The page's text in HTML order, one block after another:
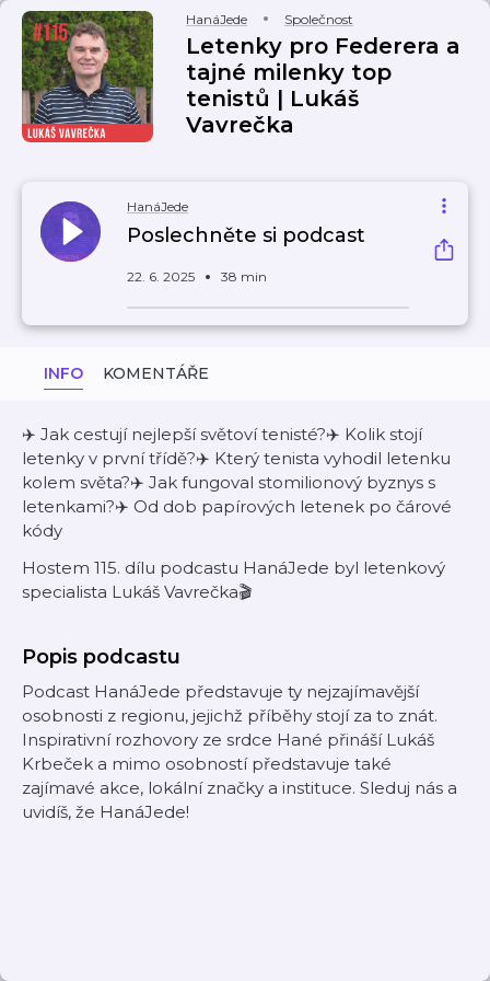
HanáJede Společnost
Letenky pro Federera a
tajné milenky top
tenistů | Lukáš
Vavrečka
HanáJede
Poslechněte si podcast
22. 6. 2025 38 min
INFO KOMENTÁŘE
✈️ Jak cestují nejlepší světoví tenisté?✈️ Kolik stojí
letenky v první třídě?✈️ Který tenista vyhodil letenku
kolem světa?✈️ Jak fungoval stomilionový byznys s
letenkami?✈️ Od dob papírových letenek po čárové
kódy
Hostem 115. dílu podcastu HanáJede byl letenkový
specialista Lukáš Vavrečka🎬
Popis podcastu
Podcast HanáJede představuje ty nejzajímavější
osobnosti z regionu, jejichž příběhy stojí za to znát.
Inspirativní rozhovory ze srdce Hané přináší Lukáš
Krbeček a mimo osobností představuje také
zajímavé akce, lokální značky a instituce. Sleduj nás a
uvidíš, že HanáJede!